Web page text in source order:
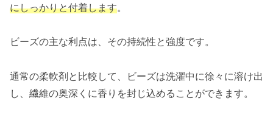
にしっかりと付着します。
ビーズの主な利点は、その持続性と強度です。
通常の柔軟剤と比較して、ビーズは洗濯中に徐々に溶け出
し、繊維の奥深くに香りを封じ込めることができます。